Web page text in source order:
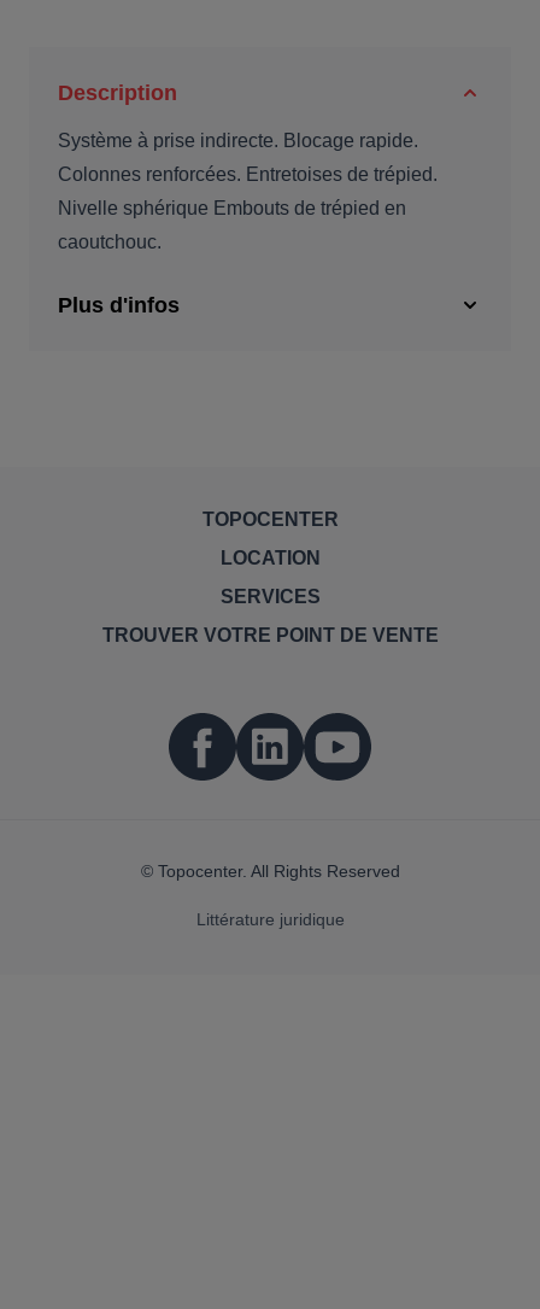
Description
Système à prise indirecte. Blocage rapide.
Colonnes renforcées. Entretoises de trépied.
Nivelle sphérique Embouts de trépied en
caoutchouc.
Plus d'infos
TOPOCENTER
LOCATION
SERVICES
TROUVER VOTRE POINT DE VENTE
© Topocenter. All Rights Reserved
Littérature juridique